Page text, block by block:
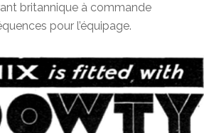
britannique à commande
pour l’équipage.